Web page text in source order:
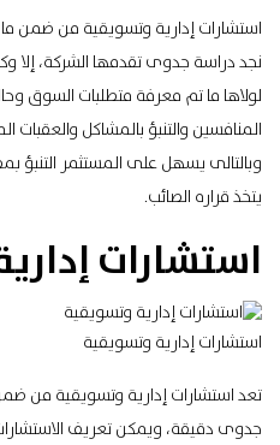
استشارات إدارية وتسويقية من ضمن
نجد دراسة جدوى تقدمها الشركة، إلا
لولاها ما تم معرفة متطلبات السوق
المنافسين والتنبؤ بالمشاكل
وبالتالى يسهل على المستثمر
يتخذ قراره الصائب.
استشارات
استشارات إدارية وتسويقية
تعد استشارات إدارية وتسويقية من
جدوى دقيقة، ويمكن تعريف